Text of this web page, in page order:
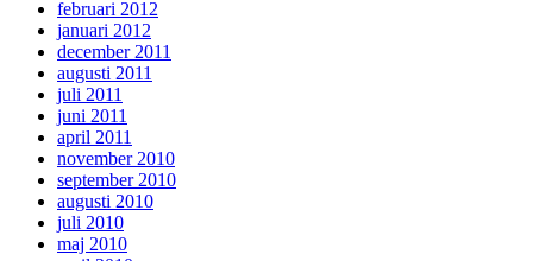
februari 2012
januari 2012
december 2011
augusti 2011
juli 2011
juni 2011
april 2011
november 2010
september 2010
augusti 2010
juli 2010
maj 2010